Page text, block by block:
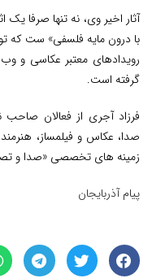
آثار اخیر وی، نه تنها صرفا یک
با درون مایه فلسفی» ست که
رویدادهای معتبر عکاسی و
گرفته است.
فرزاد آجری از فعالان
صدا، عکاس و فیلمساز،
زمینه های تخصصی «صدا و
پیام آذربایجان